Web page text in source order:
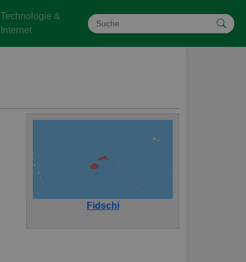
Technologie &
Internet
Fidschi